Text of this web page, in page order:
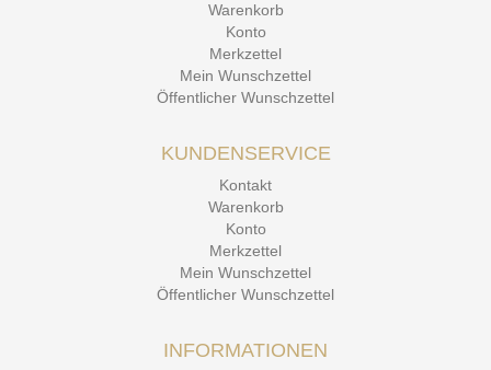
Warenkorb
Konto
Merkzettel
Mein Wunschzettel
Öffentlicher Wunschzettel
KUNDENSERVICE
Kontakt
Warenkorb
Konto
Merkzettel
Mein Wunschzettel
Öffentlicher Wunschzettel
INFORMATIONEN